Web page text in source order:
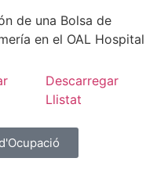
de una Bolsa de
en el OAL Hospital
Descarregar
Llistat